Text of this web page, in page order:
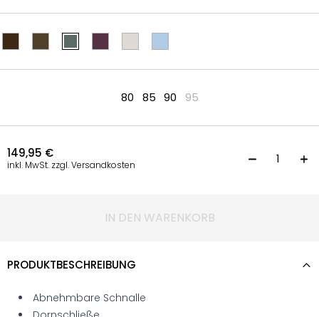
80 85 90 95
149,95 €
inkl. MwSt. zzgl. Versandkosten
IN DEN WARENKORB
PRODUKTBESCHREIBUNG
Abnehmbare Schnalle